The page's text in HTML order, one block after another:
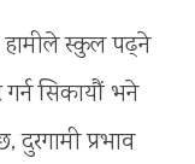
स्कुल पढ्ने
सिकायौं भने
प्रभाव